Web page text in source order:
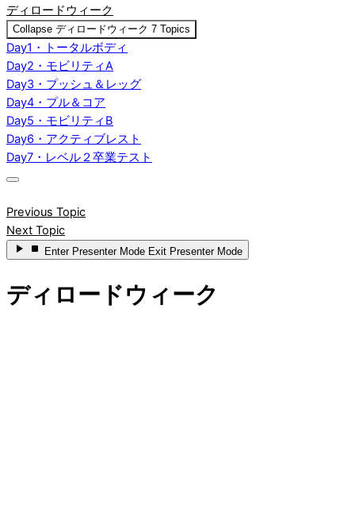
ディロードウィーク
Collapse ディロードウィーク 7 Topics
Day1・トータルボディ
Day2・モビリティA
Day3・プッシュ＆レッグ
Day4・プル＆コア
Day5・モビリティB
Day6・アクティブレスト
Day7・レベル２卒業テスト
Previous Topic
Next Topic
Enter Presenter Mode Exit Presenter Mode
ディロードウィーク